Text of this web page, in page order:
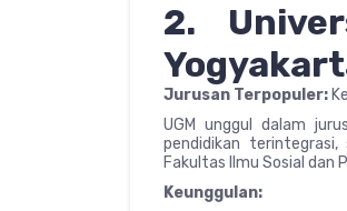
2.
Jurusan Terpopuler:
UGM unggul dalam
pendidikan
Fakultas Ilmu Sosial dan
Keunggulan: